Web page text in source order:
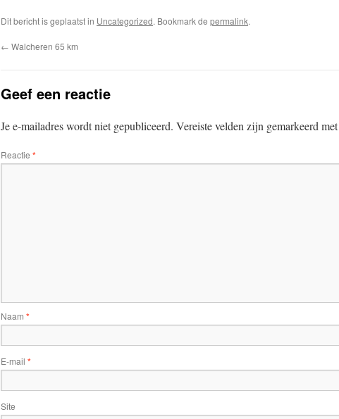
Dit bericht is geplaatst in Uncategorized. Bookmark de permalink.
← Walcheren 65 km
Geef een reactie
Je e-mailadres wordt niet gepubliceerd. Vereiste velden zijn gemarkeerd met
Reactie *
Naam *
E-mail *
Site